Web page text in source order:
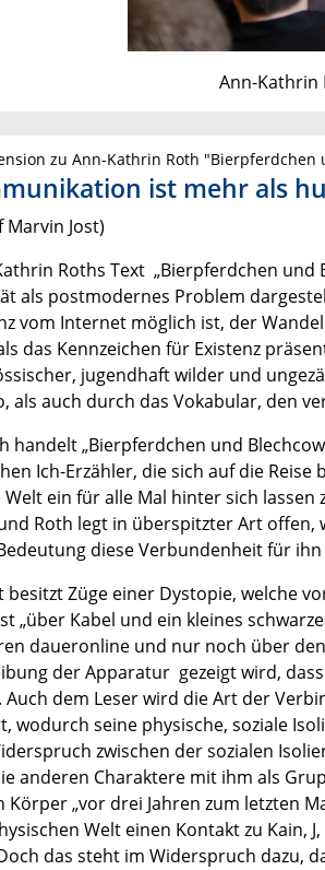
Ann-Kathrin
zu Ann-Kathrin Roth "Bierpferdchen
ist mehr als
Marvin Jost)
Roths Text „Bierpferdchen
als postmodernes Problem
vom Internet möglich ist, der
das Kennzeichen für Existenz
jugendhaft wilder und
als auch durch das Vokabular, den
handelt „Bierpferdchen und
Ich-Erzähler, die sich auf die
ein für alle Mal hinter sich
Roth legt in überspitzter Art
diese Verbundenheit für
besitzt Züge einer Dystopie, welche
„über Kabel und ein kleines
daueronline und nur noch über
der Apparatur gezeigt wird,
Auch dem Leser wird die Art der
wodurch seine physische, soziale
zwischen der sozialen
anderen Charaktere mit ihm als
Körper „vor drei Jahren zum letzten
Welt einen Kontakt zu Kain,
das steht im Widerspruch dazu,